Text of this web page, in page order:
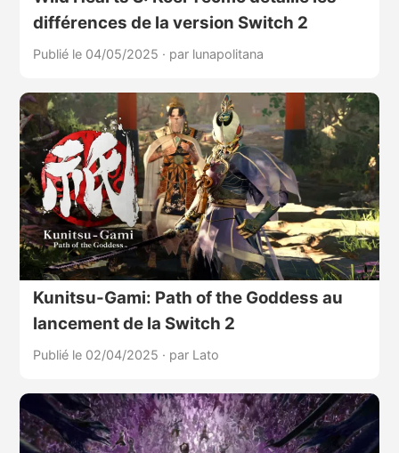
différences de la version Switch 2
Publié le 04/05/2025 · par lunapolitana
Kunitsu-Gami: Path of the Goddess au
lancement de la Switch 2
Publié le 02/04/2025 · par Lato